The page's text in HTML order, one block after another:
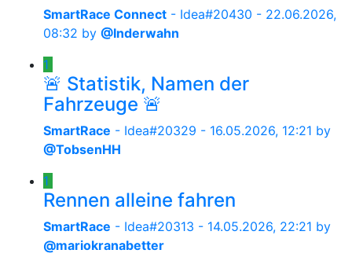
SmartRace Connect - Idea#20430 - 22.06.2026,
08:32 by @Inderwahn
1
🚨 Statistik, Namen der
Fahrzeuge 🚨
SmartRace - Idea#20329 - 16.05.2026, 12:21 by
@TobsenHH
1
Rennen alleine fahren
SmartRace - Idea#20313 - 14.05.2026, 22:21 by
@mariokranabetter